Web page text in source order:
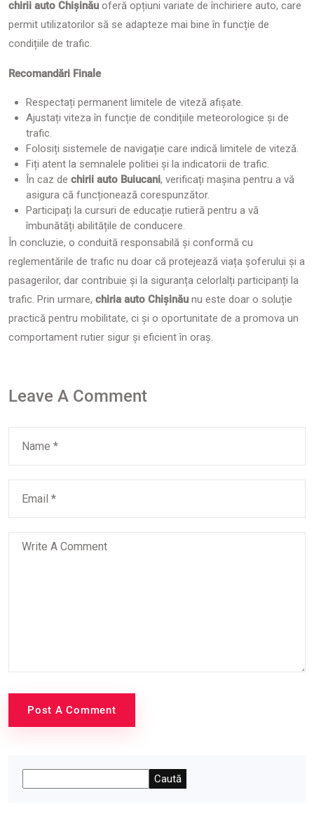
chirii auto Chișinău oferă opțiuni variate de închiriere auto, care
permit utilizatorilor să se adapteze mai bine în funcție de
condițiile de trafic.
Recomandări Finale
Respectați permanent limitele de viteză afișate.
Ajustați viteza în funcție de condițiile meteorologice și de
trafic.
Folosiți sistemele de navigație care indică limitele de viteză.
Fiți atent la semnalele politiei și la indicatorii de trafic.
În caz de chirii auto Buiucani, verificați mașina pentru a vă
asigura că funcționează corespunzător.
Participați la cursuri de educație rutieră pentru a vă
îmbunătăți abilitățile de conducere.
În concluzie, o conduită responsabilă și conformă cu
reglementările de trafic nu doar că protejează viața șoferului și a
pasagerilor, dar contribuie și la siguranța celorlalți participanți la
trafic. Prin urmare, chiria auto Chișinău nu este doar o soluție
practică pentru mobilitate, ci și o oportunitate de a promova un
comportament rutier sigur și eficient în oraș.
Leave A Comment
Post A Comment
Caută